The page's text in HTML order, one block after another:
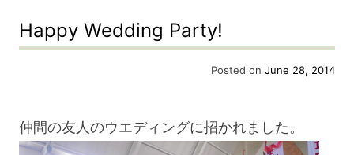
Happy Wedding Party!
Posted on June 28, 2014
仲間の友人のウエディングに招かれました。